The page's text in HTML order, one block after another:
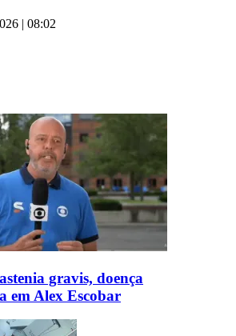
| 08:02
gravis, doença
em Alex Escobar